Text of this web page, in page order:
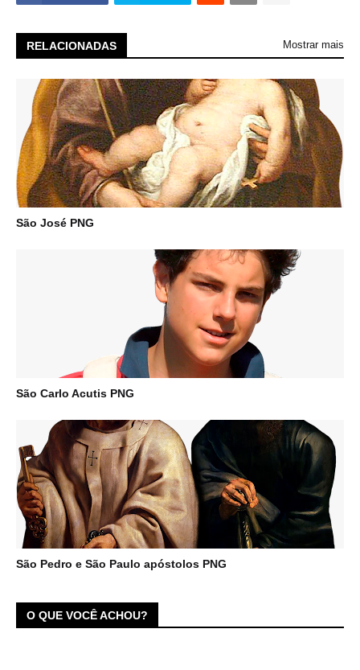
RELACIONADAS Mostrar mais
São José PNG
São Carlo Acutis PNG
São Pedro e São Paulo apóstolos PNG
O QUE VOCÊ ACHOU?